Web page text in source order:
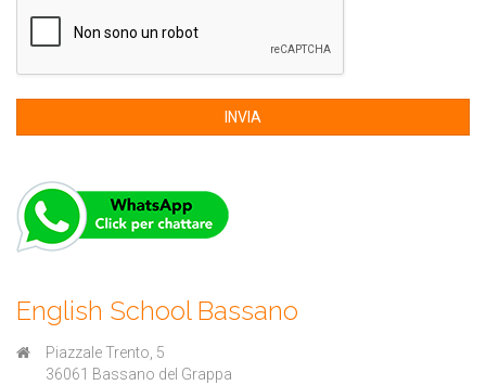
INVIA
English School Bassano
Piazzale Trento, 5
36061 Bassano del Grappa